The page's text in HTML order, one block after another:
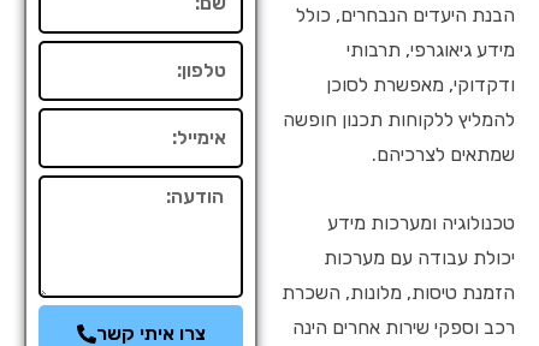
הבנת היעדים הנבחרים, כולל
מידע גיאוגרפי, תרבותי
ודקדוקי, מאפשרת לסוכן
להמליץ ללקוחות תכנון חופשה
שמתאים לצרכיהם.
טכנולוגיה ומערכות מידע
יכולת עבודה עם מערכות
הזמנת טיסות, מלונות, השכרת
רכב וספקי שירות אחרים הינה
הודעה
צרו איתי קשר